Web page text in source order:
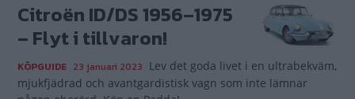
Citroën ID/DS 1956–1975
– Flyt i tillvaron!
KÖPGUIDE 23 januari 2023 Lev det goda livet i en ultrabekväm,
mjukfjädrad och avantgardistisk vagn som inte lämnar